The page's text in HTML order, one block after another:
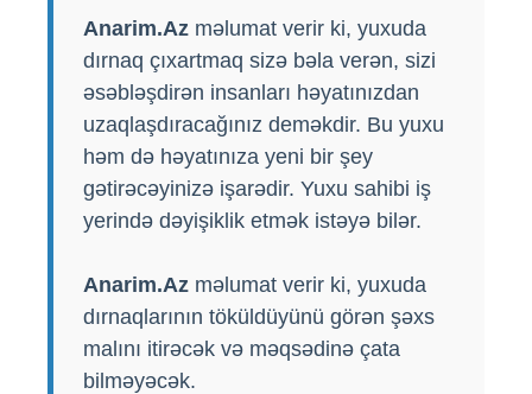
Anarim.Az məlumat verir ki, yuxuda
dırnaq çıxartmaq sizə bəla verən, sizi
əsəbləşdirən insanları həyatınızdan
uzaqlaşdıracağınız deməkdir. Bu yuxu
həm də həyatınıza yeni bir şey
gətirəcəyinizə işarədir. Yuxu sahibi iş
yerində dəyişiklik etmək istəyə bilər.
Anarim.Az məlumat verir ki, yuxuda
dırnaqlarının töküldüyünü görən şəxs
malını itirəcək və məqsədinə çata
bilməyəcək.